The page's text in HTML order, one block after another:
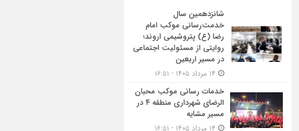
شانزدهمین سال
خدمت‌رسانی موکب امام
رضا (ع) پتروشیمی اروند؛
روایتی از مسئولیت اجتماعی
در مسیر اربعین
خدمات رسانی موکب محبان
الرضای شهرداری منطقه ۴ در
مسیر مشایه